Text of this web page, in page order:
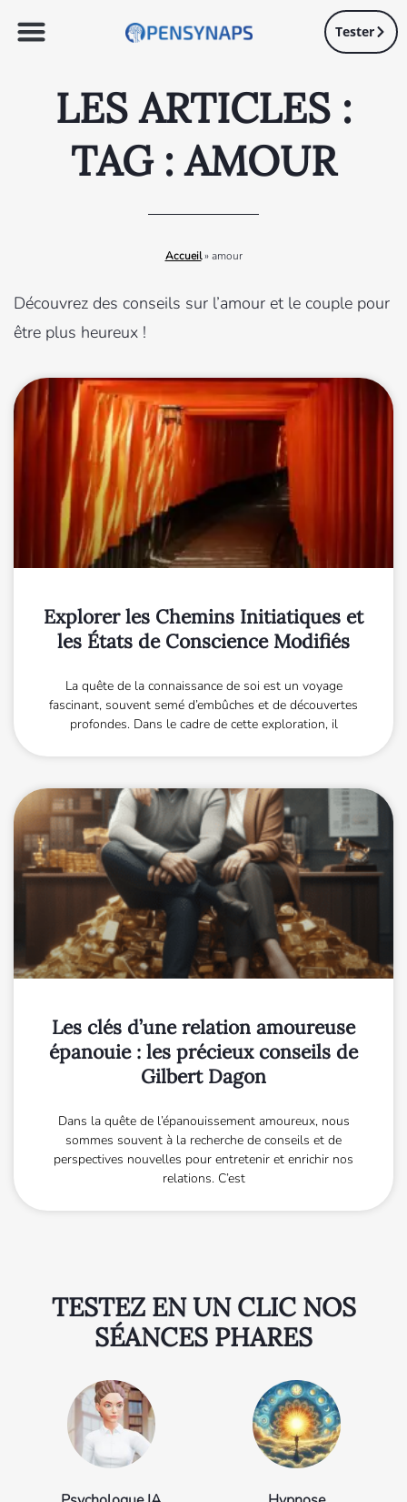
Tester
LES ARTICLES :
TAG : AMOUR
Accueil»amour
Découvrez des conseils sur l’amour et le couple pour
être plus heureux !
Explorer les Chemins Initiatiques et
les États de Conscience Modifiés
La quête de la connaissance de soi est un voyage
fascinant, souvent semé d’embûches et de découvertes
profondes. Dans le cadre de cette exploration, il
Les clés d’une relation amoureuse
épanouie : les précieux conseils de
Gilbert Dagon
Dans la quête de l’épanouissement amoureux, nous
sommes souvent à la recherche de conseils et de
perspectives nouvelles pour entretenir et enrichir nos
relations. C’est
TESTEZ EN UN CLIC NOS
SÉANCES PHARES